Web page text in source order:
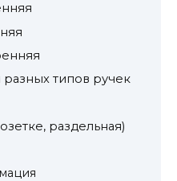
типов ручек
раздельная)